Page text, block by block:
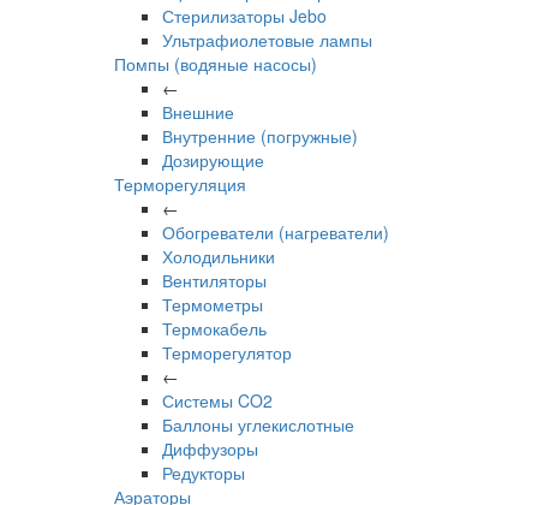
Стерилизаторы Jebo
Ультрафиолетовые лампы
Помпы (водяные насосы)
←
Внешние
Внутренние (погружные)
Дозирующие
Терморегуляция
←
Обогреватели (нагреватели)
Холодильники
Вентиляторы
Термометры
Термокабель
Терморегулятор
←
Системы CO2
Баллоны углекислотные
Диффузоры
Редукторы
Аэраторы